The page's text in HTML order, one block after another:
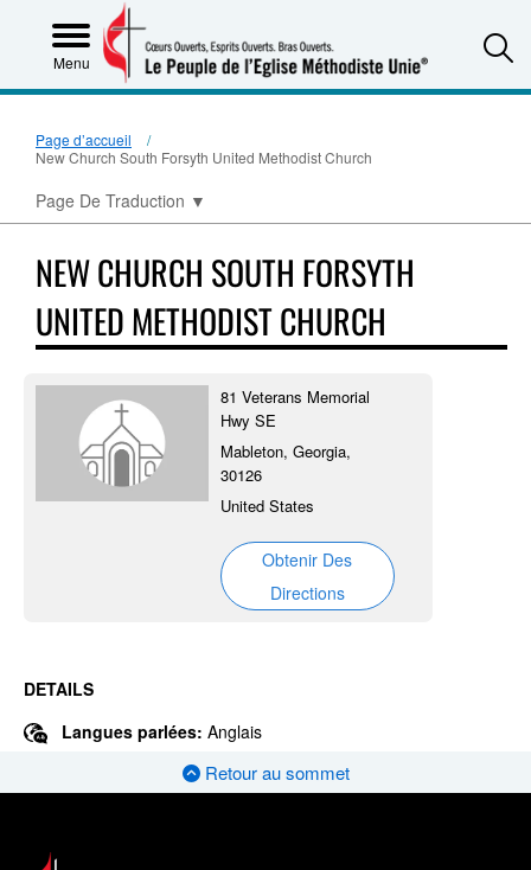
Menu
Page d’accueil
New Church South Forsyth United Methodist Church
Page De Traduction ▼
NEW CHURCH SOUTH FORSYTH
UNITED METHODIST CHURCH
81 Veterans Memorial
Hwy SE
Mableton, Georgia,
30126
United States
Obtenir Des
Directions
DETAILS
Langues parlées: Anglais
Retour au sommet